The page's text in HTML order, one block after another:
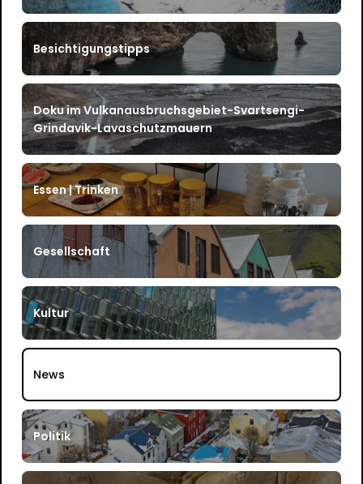
Besichtigungstipps
Doku im Vulkanausbruchsgebiet-Svartsengi-
Grindavik-Lavaschutzmauern
Essen | Trinken
Gesellschaft
Kultur
News
Politik